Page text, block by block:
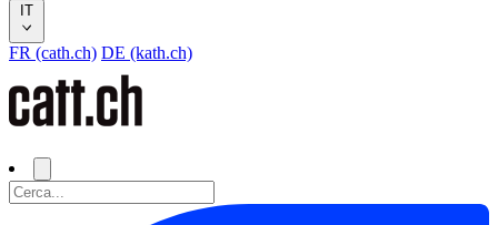
IT
FR (cath.ch) DE (kath.ch)